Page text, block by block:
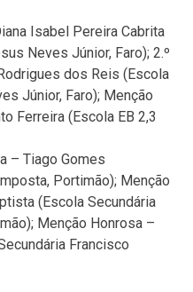
Isabel Pereira Cabrita
Neves Júnior, Faro); 2.º
dos Reis (Escola
Júnior, Faro); Menção
Ferreira (Escola EB 2,3
– Tiago Gomes
Portimão); Menção
(Escola Secundária
Menção Honrosa –
Francisco